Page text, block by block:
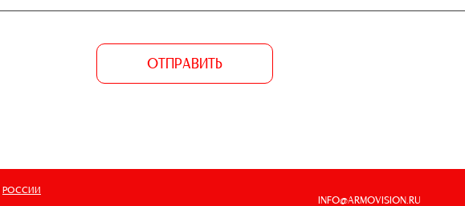
ОТПРАВИТЬ
РОССИИ
INFO@ARMOVISION.RU